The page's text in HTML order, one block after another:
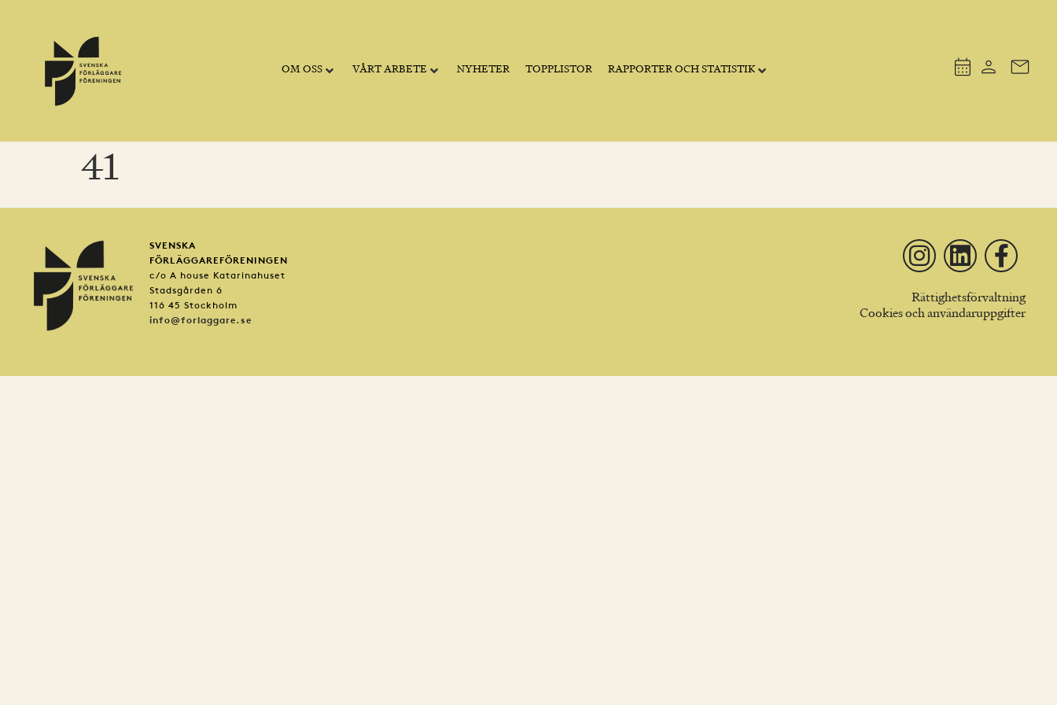
OM OSS VÅRT ARBETE NYHETER TOPPLISTOR RAPPORTER OCH STATISTIK
41
SVENSKA
FÖRLÄGGAREFÖRENINGEN
c/o A house Katarinahuset
Stadsgården 6
116 45 Stockholm
info@forlaggare.se
Rättighetsförvaltning
Cookies och användaruppgifter